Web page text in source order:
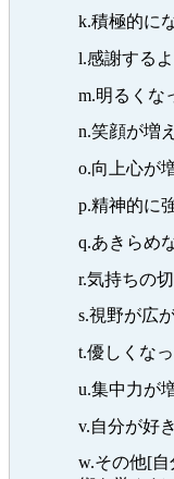
k.積極的に
l.感謝する
m.明るくな
n.笑顔が増
o.向上心が
p.精神的に
q.あきらめ
r.気持ちの
s.視野が広
t.優しくなっ
u.集中力が
v.自分が好
w.その他[